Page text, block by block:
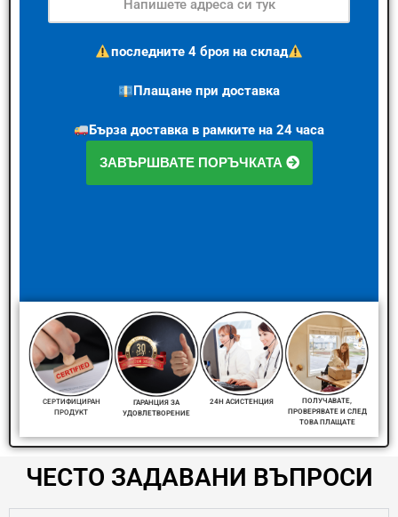
последните 4 броя на склад
Плащане при доставка
Бърза доставка в рамките на 24 часа
ЗАВЪРШВАТЕ ПОРЪЧКАТА
СЕРТИФИЦИРАН
ПРОДУКТ
ГАРАНЦИЯ ЗА
УДОВЛЕТВОРЕНИЕ
24H АСИСТЕНЦИЯ
ПОЛУЧАВАТЕ,
ПРОВЕРЯВАТЕ И СЛЕД
ТОВА ПЛАЩАТЕ
ЧЕСТО ЗАДАВАНИ ВЪПРОСИ